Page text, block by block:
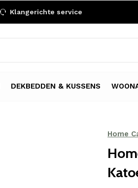
DEKBEDDEN & KUSSENS
Klangerichte service
Home